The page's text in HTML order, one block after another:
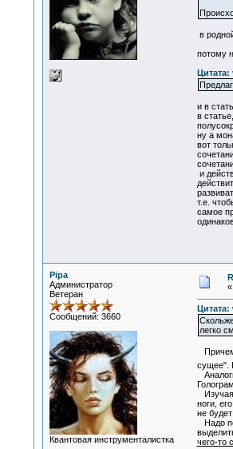
в
потому
и в
в
ну а
вот
и
т.е.
самое
Pipa
Администратор
Ветеран
Сообщений: 3660
Квантовая инструменталистка
«
легко
Причем
сущее".
Изучая
ноги,
не
Надо
чего-то